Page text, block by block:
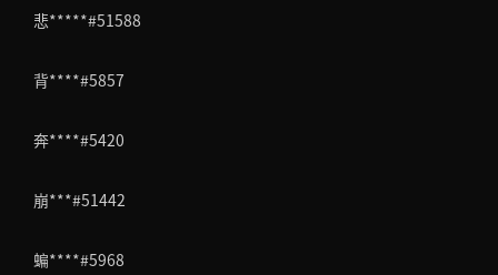
悲*****#51588
背****#5857
奔****#5420
崩***#51442
蝙****#5968